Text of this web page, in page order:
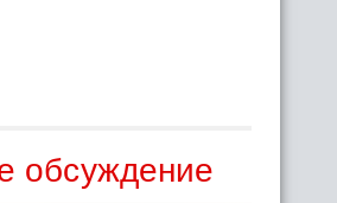
обсуждение